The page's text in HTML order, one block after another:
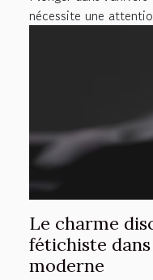
nécessite une
Le charme
fétichiste
moderne